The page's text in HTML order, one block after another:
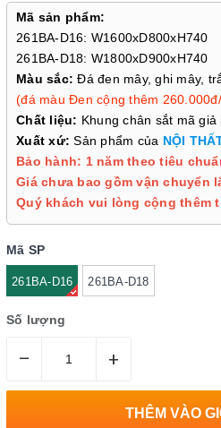
Mã sản phẩm:
261BA-D16: W1600xD800xH740
261BA-D18: W1800xD900xH740
Màu sắc:Đá đen mây, ghi mây,
(đá màu Đen cộng thêm
Chất liệu: Khung chân sắt mã
Xuất xứ: Sản phẩm của NỘI
Bảo hành: 1 năm theo tiêu
Giá chưa bao gồm vận chuyển
Quý khách vui lòng cộng thêm
Mã SP
261BA-D16 261BA-D18
Số lượng
– +
THÊM VÀO